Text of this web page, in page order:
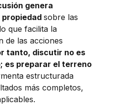
genera
propiedadsobre las
que facilita la
de las acciones
tanto, discutir no es
es preparar el terreno
estructurada
más completos,